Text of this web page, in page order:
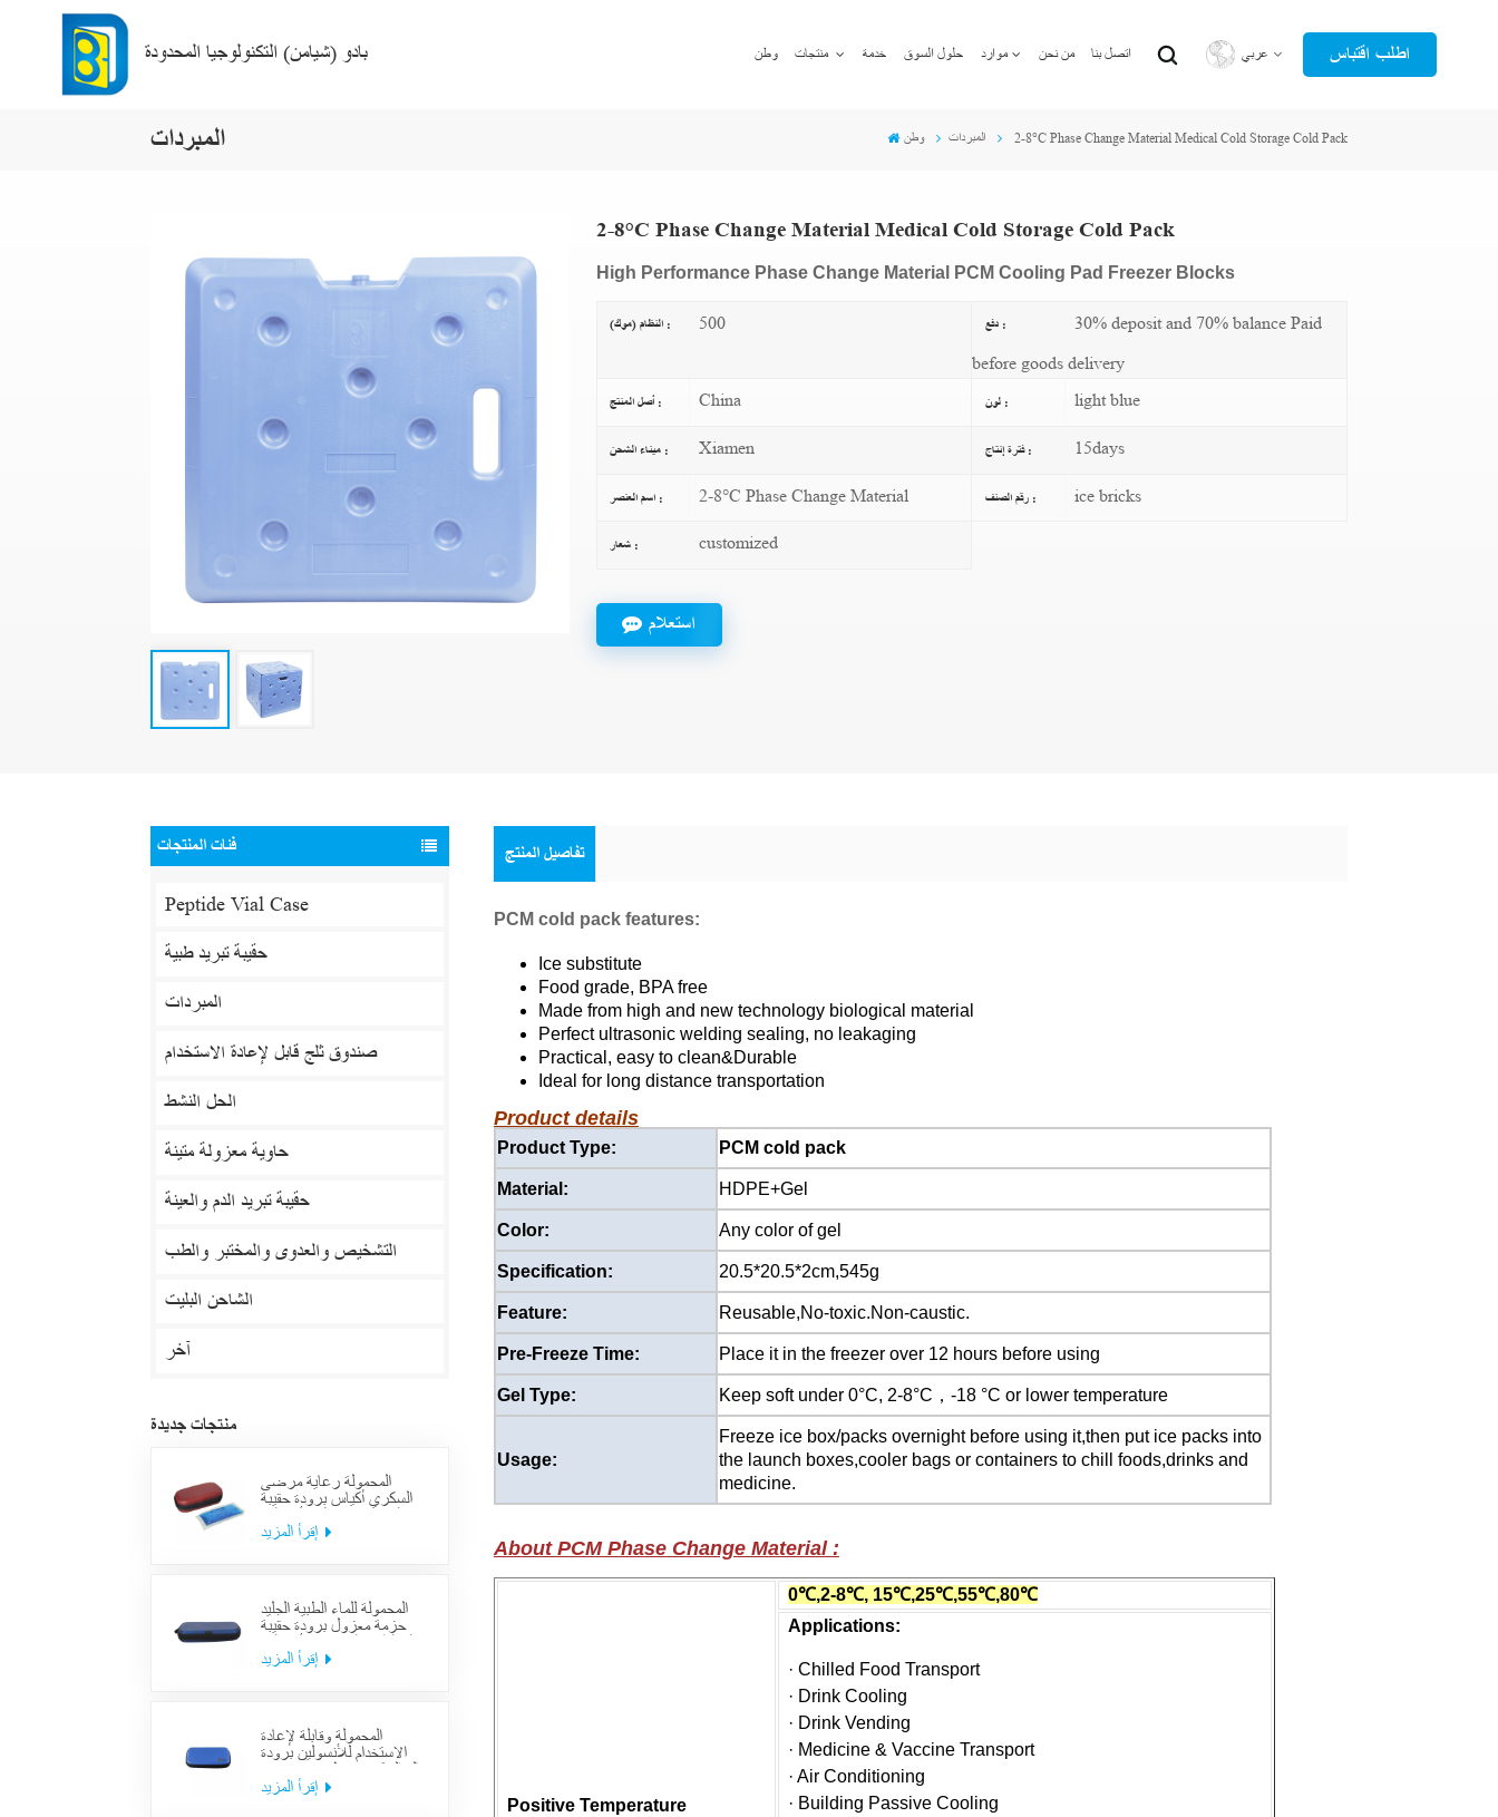
بادو (شيامن) التكنولوجيا المحدودة وطن منتجات خدمة حلول السوق موارد من نحن اتصل بنا عربي
English
اطلب اقتباس
المبردات وطن المبردات 2-8°C Phase Change Material Medical Cold Storage Cold Pack
2-8°C Phase Change Material Medical Cold Storage Cold Pack
High Performance Phase Change Material PCM Cooling Pad Freezer Blocks
النظام (موك) : 500 دفع :
30% deposit and 70% balance Paid
before goods delivery
أصل المنتج : China لون : light blue
ميناء الشحن : Xiamen فترة إنتاج : 15days
اسم العنصر : 2-8°C Phase Change Material رقم الصنف : ice bricks
شعار : customized
استعلام
فئات المنتجات
Peptide Vial Case
حقيبة تبريد طبية
المبردات
صندوق ثلج قابل لإعادة الاستخدام
الحل النشط
حاوية معزولة متينة
حقيبة تبريد الدم والعينة
التشخيص والعدوى والمختبر والطب
الشاحن البليت
آخر
منتجات جديدة
المحمولة رعاية مرضى
السكري أكياس برودة حقيبة
العرض معزول الأنسولين
لوازم حالة السفر
إقرأ المزيد
المحمولة للماء الطبية الجليد
حزمة معزول برودة حقيبة
حالة الطبية السكري الأنسولين
برودة حقيبة لوازم السفر
إقرأ المزيد
المحمولة وقابلة لإعادة
الاستخدام للأنسولين برودة
حالة السكري منظم حقيبة تبريد
السفر الطبي
إقرأ المزيد
تفاصيل المنتج
PCM cold pack features:
Ice substitute
Food grade, BPA free
Made from high and new technology biological material
Perfect ultrasonic welding sealing, no leakaging
Practical, easy to clean&Durable
Ideal for long distance transportation
Product details
Product Type: PCM cold pack
Material: HDPE+Gel
Color: Any color of gel
Specification: 20.5*20.5*2cm,545g
Feature: Reusable,No-toxic.Non-caustic.
Pre-Freeze Time: Place it in the freezer over 12 hours before using
Gel Type: Keep soft under 0°C, 2-8°C，-18 °C or lower temperature
Usage:
Freeze ice box/packs overnight before using it,then put ice packs into
the launch boxes,cooler bags or containers to chill foods,drinks and
medicine.
About PCM Phase Change Material :
Positive Temperature
0℃,2-8℃, 15℃,25℃,55℃,80℃
Applications:
· Chilled Food Transport
· Drink Cooling
· Drink Vending
· Medicine & Vaccine Transport
· Air Conditioning
· Building Passive Cooling